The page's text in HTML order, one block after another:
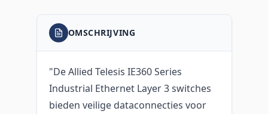
OMSCHRIJVING
"De Allied Telesis IE360 Series
Industrial Ethernet Layer 3 switches
bieden veilige dataconnecties voor